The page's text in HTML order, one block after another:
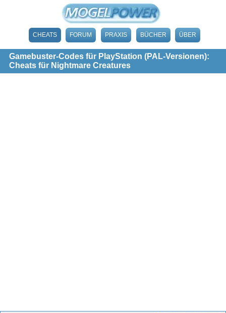
CHEATS FORUM PRAXIS BÜCHER ÜBER
Gamebuster-Codes für PlayStation (PAL-Versionen):
Cheats für Nightmare Creatures